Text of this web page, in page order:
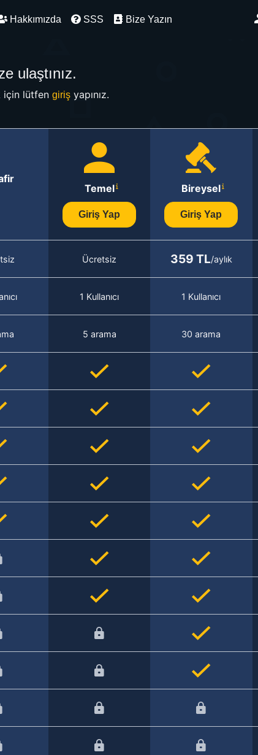
Hakkımızda SSS Bize Yazın
ulaştınız.
için lütfen girişyapınız.
Temel
Giriş Yap
Bireysel
Giriş Yap
Ücretsiz 359 TL/aylık
1 Kullanıcı 1 Kullanıcı
5 arama 30 arama